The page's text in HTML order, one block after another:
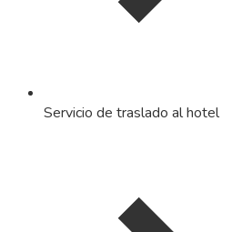
Servicio de traslado al hotel